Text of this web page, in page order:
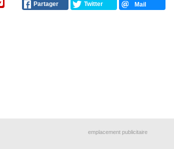
Partager Twitter Mail
emplacement publicitaire